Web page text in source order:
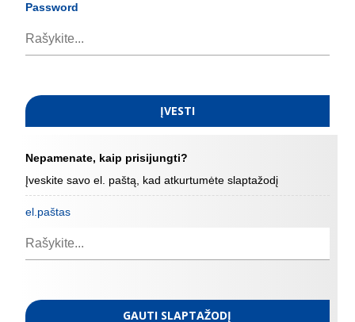
Password
ĮVESTI
Nepamenate, kaip prisijungti?
Įveskite savo el. paštą, kad atkurtumėte slaptažodį
el.paštas
GAUTI SLAPTAŽODĮ